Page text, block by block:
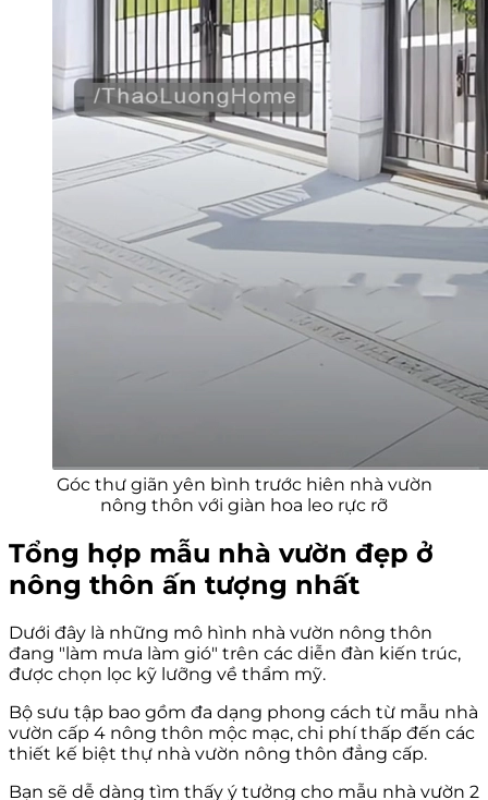
Góc thư giãn yên bình trước hiên nhà vườn
nông thôn với giàn hoa leo rực rỡ
Tổng hợp mẫu nhà vườn đẹp ở
nông thôn ấn tượng nhất
Dưới đây là những mô hình nhà vườn nông thôn
đang "làm mưa làm gió" trên các diễn đàn kiến trúc,
được chọn lọc kỹ lưỡng về thẩm mỹ.
Bộ sưu tập bao gồm đa dạng phong cách từ mẫu nhà
vườn cấp 4 nông thôn mộc mạc, chi phí thấp đến các
thiết kế biệt thự nhà vườn nông thôn đẳng cấp.
Bạn sẽ dễ dàng tìm thấy ý tưởng cho mẫu nhà vườn 2